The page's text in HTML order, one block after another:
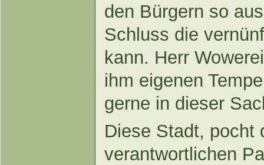
den Bürgern so
Schluss die
kann. Herr
ihm eigenen
gerne in dieser
Diese Stadt, pocht
verantwortlichen